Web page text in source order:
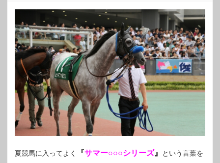
夏競馬に入ってよく 『サマー○○○シリーズ』 という言葉を